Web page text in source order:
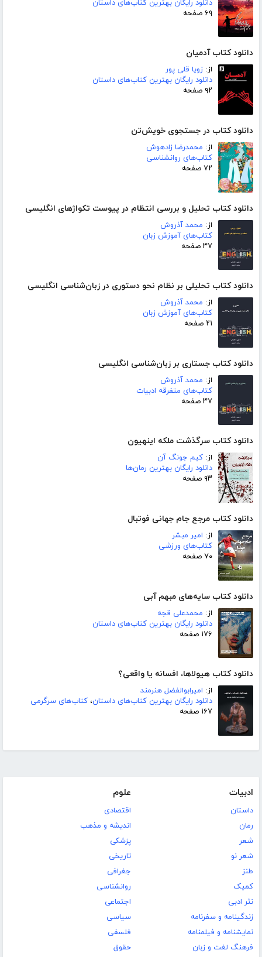
دانلود رایگان بهترین کتاب‌های داستان
۶۹ صفحه
دانلود کتاب آدمیان
از: زویا قلی پور
دانلود رایگان بهترین کتاب‌های داستان
۹۲ صفحه
دانلود کتاب در جستجوی خویش‌تن
از: محمدرضا زادهوش
کتاب‌های روانشناسی
۷۲ صفحه
دانلود کتاب تحلیل و بررسی انتظام در پیوست تکواژهای انگلیسی
از: محمد آذروش
کتاب‌های آموزش زبان
۳۷ صفحه
دانلود کتاب تحلیلی بر نظام نحو دستوری در زبان‌شناسی انگلیسی
از: محمد آذروش
کتاب‌های آموزش زبان
۲۱ صفحه
دانلود کتاب جستاری بر زبان‌شناسی انگلیسی
از: محمد آذروش
کتاب‌های متفرقه ادبیات
۳۷ صفحه
دانلود کتاب سرگذشت ملکه اینهیون
از: کیم جونگ آن
دانلود رایگان بهترین رمان‌ها
۹۳ صفحه
دانلود کتاب مرجع جام جهانی فوتبال
از: امیر مبشر
کتاب‌های ورزشی
۷۰ صفحه
دانلود کتاب سایه‌های مبهم آبی
از: محمدعلی قجه
دانلود رایگان بهترین کتاب‌های داستان
۱۷۶ صفحه
دانلود کتاب هیولاها، افسانه یا واقعی؟
از: امیرابوالفضل هنرمند
دانلود رایگان بهترین کتاب‌های داستان، کتاب‌های سرگرمی
۱۶۷ صفحه
ادبیات
داستان
رمان
شعر
شعر نو
طنز
کمیک
نثر ادبی
زندگینامه و سفرنامه
نمایشنامه و فیلمنامه
فرهنگ لغت و زبان
علوم
اقتصادی
اندیشه و مذهب
پزشکی
تاریخی
جغرافی
روانشناسی
اجتماعی
سیاسی
فلسفی
حقوق